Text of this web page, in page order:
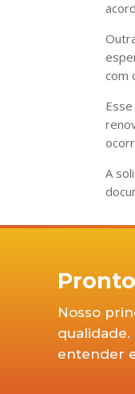
com
A
Nosso
qualidade.
entender